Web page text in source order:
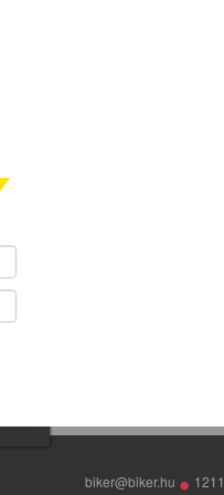
biker@biker.hu •